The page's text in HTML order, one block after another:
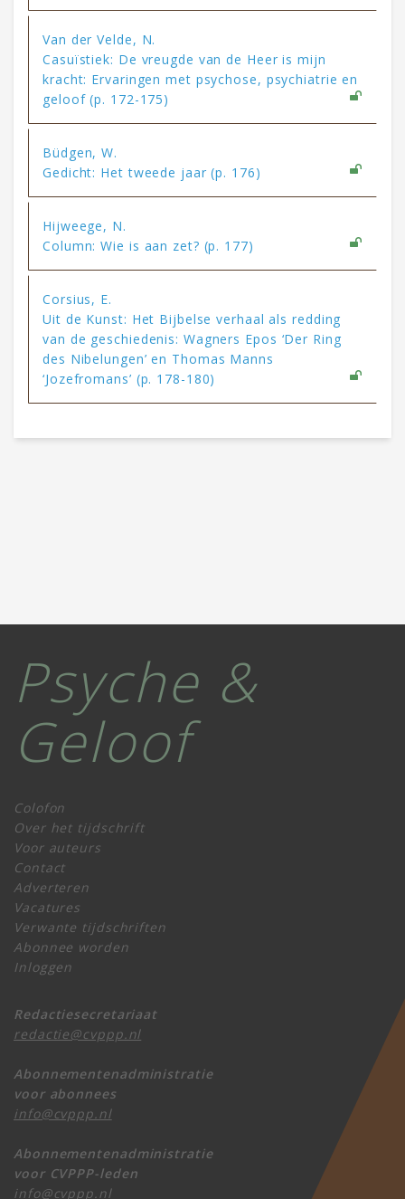
Van der Velde, N.
Casuïstiek: De vreugde van de Heer is mijn
kracht: Ervaringen met psychose, psychiatrie en
geloof (p. 172-175)
Büdgen, W.
Gedicht: Het tweede jaar (p. 176)
Hijweege, N.
Column: Wie is aan zet? (p. 177)
Corsius, E.
Uit de Kunst: Het Bijbelse verhaal als redding
van de geschiedenis: Wagners Epos ‘Der Ring
des Nibelungen’ en Thomas Manns
‘Jozefromans’ (p. 178-180)
Psyche &
Geloof
Colofon
Over het tijdschrift
Voor auteurs
Contact
Adverteren
Vacatures
Verwante tijdschriften
Abonnee worden
Inloggen
Redactiesecretariaat
redactie@cvppp.nl
Abonnementenadministratie
voor abonnees
info@cvppp.nl
Abonnementenadministratie
voor CVPPP-leden
info@cvppp.nl